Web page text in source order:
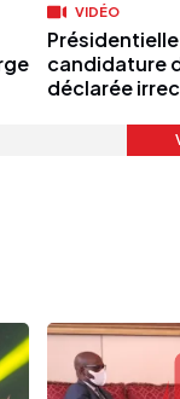
VIDÉO
candidature
déclarée